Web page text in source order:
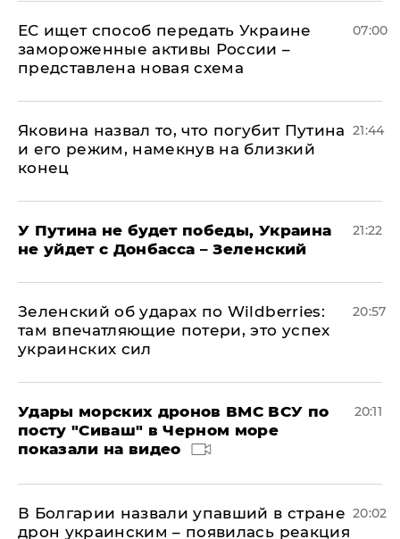
ЕС ищет способ передать Украине
замороженные активы России –
представлена новая схема
07:00
Яковина назвал то, что погубит Путина
и его режим, намекнув на близкий
конец
21:44
У Путина не будет победы, Украина
не уйдет с Донбасса – Зеленский
21:22
Зеленский об ударах по Wildberries:
там впечатляющие потери, это успех
украинских сил
20:57
Удары морских дронов ВМС ВСУ по
посту "Сиваш" в Черном море
показали на видео
20:11
В Болгарии назвали упавший в стране
дрон украинским – появилась реакция
20:02